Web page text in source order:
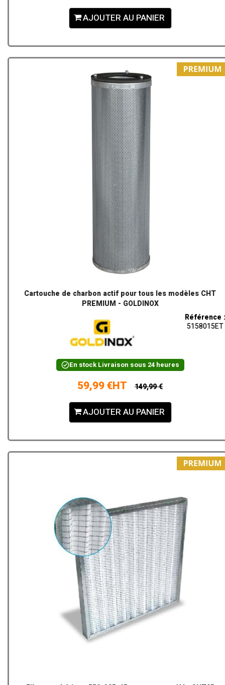
AJOUTER AU PANIER
Cartouche de charbon actif pour tous les modèles CHT
PREMIUM - GOLDINOX
Référence :
5158015ET
En stockLivraison sous 24 heures
59,99 €HT 149,99 €
AJOUTER AU PANIER